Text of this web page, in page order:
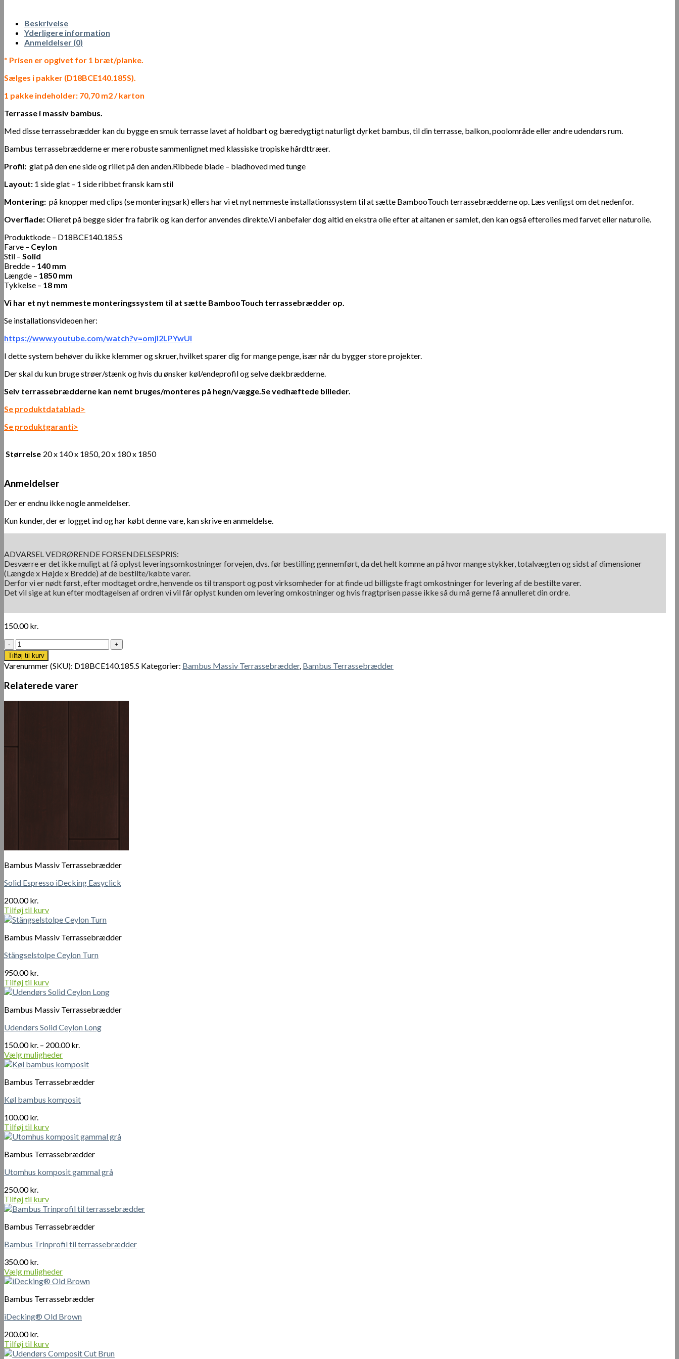
Beskrivelse
Yderligere information
Anmeldelser (0)
* Prisen er opgivet for 1 bræt/planke.
Sælges i pakker (D18BCE140.185S).
1 pakke indeholder: 70,70 m2 / karton
Terrasse i massiv bambus.
Med disse terrassebrædder kan du bygge en smuk terrasse lavet af holdbart og bæredygtigt naturligt dyrket bambus, til din terrasse, balkon, poolområde eller andre udendørs rum.
Bambus terrassebrædderne er mere robuste sammenlignet med klassiske tropiske hårdttræer.
Profil: glat på den ene side og rillet på den anden.Ribbede blade – bladhoved med tunge
Layout: 1 side glat – 1 side ribbet fransk kam stil
Montering: på knopper med clips (se monteringsark) ellers har vi et nyt nemmeste installationssystem til at sætte BambooTouch terrassebrædderne op. Læs venligst om det nedenfor.
Overflade:Olieret på begge sider fra fabrik og kan derfor anvendes direkte.Vi anbefaler dog altid en ekstra olie efter at altanen er samlet, den kan også efterolies med farvet eller naturolie.
Produktkode – D18BCE140.185.S
Farve – Ceylon
Stil – Solid
Bredde – 140 mm
Længde – 1850 mm
Tykkelse – 18 mm
Vi har et nyt nemmeste monteringssystem til at sætte BambooTouch terrassebrædder op.
Se installationsvideoen her:
https://www.youtube.com/watch?v=omjI2LPYwUI
I dette system behøver du ikke klemmer og skruer, hvilket sparer dig for mange penge, især når du bygger store projekter.
Der skal du kun bruge strøer/stænk og hvis du ønsker køl/endeprofil og selve dækbrædderne.
Selv terrassebrædderne kan nemt bruges/monteres på hegn/vægge.Se vedhæftede billeder.
Se produktdatablad>
Se produktgaranti>
Størrelse 20 x 140 x 1850, 20 x 180 x 1850
Anmeldelser
Der er endnu ikke nogle anmeldelser.
Kun kunder, der er logget ind og har købt denne vare, kan skrive en anmeldelse.
ADVARSEL VEDRØRENDE FORSENDELSESPRIS:
Desværre er det ikke muligt at få oplyst leveringsomkostninger forvejen, dvs. før bestilling gennemført, da det helt komme an på hvor mange stykker, totalvægten og sidst af dimensioner
(Længde x Højde x Bredde) af de bestilte/købte varer.
Derfor vi er nødt først, efter modtaget ordre, henvende os til transport og post virksomheder for at finde ud billigste fragt omkostninger for levering af de bestilte varer.
Det vil sige at kun efter modtagelsen af ordren vi vil får oplyst kunden om levering omkostninger og hvis fragtprisen passe ikke så du må gerne få annulleret din ordre.
150.00kr.
Utomhus
Solid
Ceylon
Lång
1
sida
antal
Tilføj til kurv
Varenummer (SKU): D18BCE140.185.S Kategorier: Bambus Massiv Terrassebrædder, Bambus Terrassebrædder
Relaterede varer
Bambus Massiv Terrassebrædder
Solid Espresso iDecking Easyclick
200.00kr.
Tilføj til kurv
Bambus Massiv Terrassebrædder
Stängselstolpe Ceylon Turn
950.00kr.
Tilføj til kurv
Bambus Massiv Terrassebrædder
Udendørs Solid Ceylon Long
150.00kr. – 200.00kr.
til
Vælg muligheder
Dette
har
varianter.
kan
vælges
på
varesiden
Bambus Terrassebrædder
Køl bambus komposit
100.00kr.
Tilføj til kurv
Bambus Terrassebrædder
Utomhus komposit gammal grå
250.00kr.
Tilføj til kurv
Bambus Terrassebrædder
Bambus Trinprofil til terrassebrædder
350.00kr.
Vælg muligheder
Dette
har
varianter.
kan
vælges
Bambus Terrassebrædder
iDecking® Old Brown
200.00kr.
Tilføj til kurv